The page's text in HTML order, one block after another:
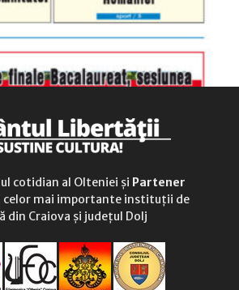
cotidian al Olteniei și Partener
celor mai importante instituții de
din Craiova și județul Dolj